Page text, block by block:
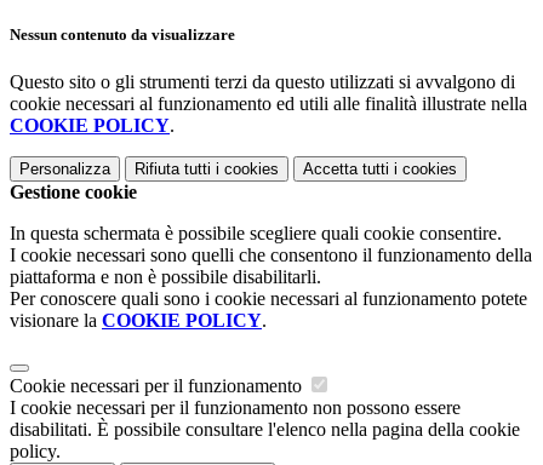
Nessun contenuto da visualizzare
Questo sito o gli strumenti terzi da questo utilizzati si avvalgono di
cookie necessari al funzionamento ed utili alle finalità illustrate nella
COOKIE POLICY.
Personalizza Rifiuta tutti i cookies Accetta tutti i cookies
Gestione cookie
In questa schermata è possibile scegliere quali cookie consentire.
I cookie necessari sono quelli che consentono il funzionamento della
piattaforma e non è possibile disabilitarli.
Per conoscere quali sono i cookie necessari al funzionamento potete
visionare la COOKIE POLICY.
Cookie necessari per il funzionamento
I cookie necessari per il funzionamento non possono essere
disabilitati. È possibile consultare l'elenco nella pagina della cookie
policy.